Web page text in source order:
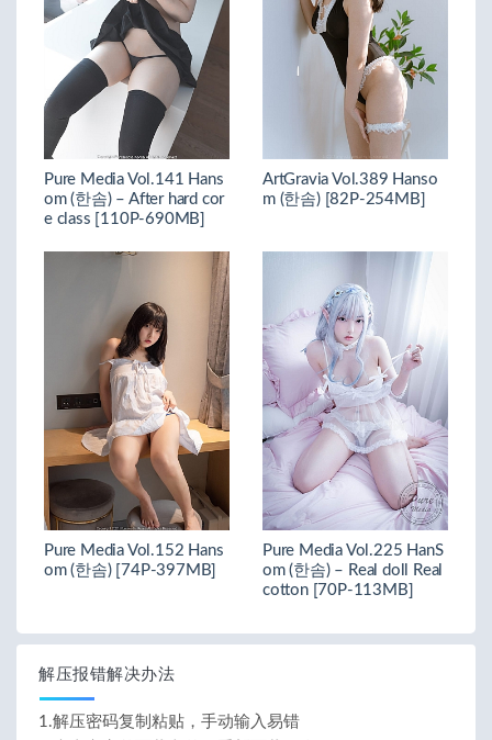
Pure Media Vol.141 Hans
om (한솜) – After hard cor
e class [110P-690MB]
ArtGravia Vol.389 Hanso
m (한솜) [82P-254MB]
Pure Media Vol.152 Hans
om (한솜) [74P-397MB]
Pure Media Vol.225 HanS
om (한솜) – Real doll Real
cotton [70P-113MB]
解压报错解决办法
1.解压密码复制粘贴，手动输入易错